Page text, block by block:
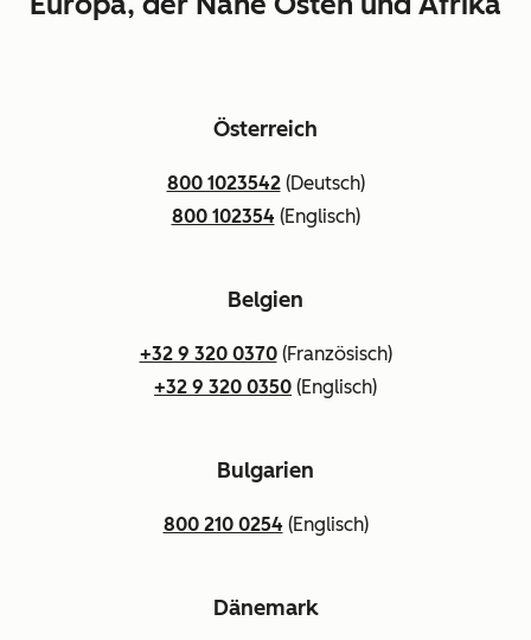
Österreich
800 1023542(Deutsch)
800 102354 (Englisch)
Belgien
+32 9 320 0370(Französisch)
+32 9 320 0350 (Englisch)
Bulgarien
800 210 0254 (Englisch)
Dänemark